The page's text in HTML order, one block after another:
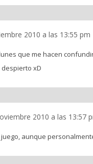
2010 a las 13:55 pm
que me hacen
xD
2010 a las 13:57
juego, aunque